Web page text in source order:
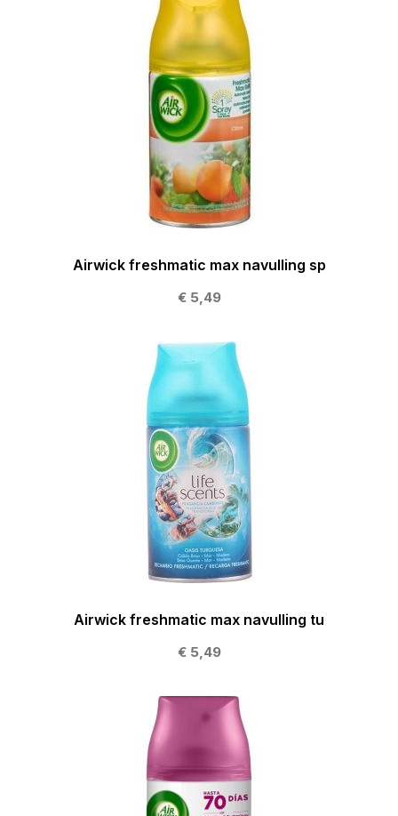
Airwick freshmatic max navulling sp
€ 5,49
Airwick freshmatic max navulling tu
€ 5,49